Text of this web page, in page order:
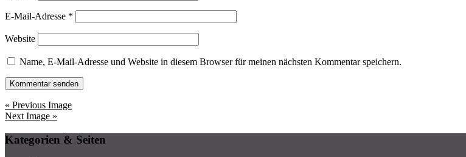
E-Mail-Adresse *
Website
Name, E-Mail-Adresse und Website in diesem Browser für meinen nächsten Kommentar speichern.
« Previous Image
Next Image »
Kategorien & Seiten